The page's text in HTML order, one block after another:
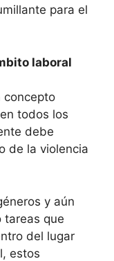
para el
laboral
concepto
todos los
debe
de la violencia
y aún
tareas que
del lugar
estos